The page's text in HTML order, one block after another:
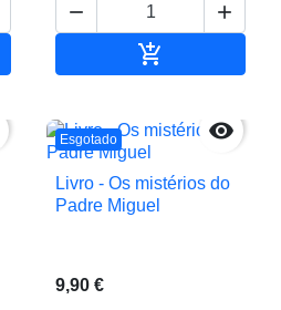
 

Esgotado 
Livro - Os mistérios do
Padre Miguel
9,90 €